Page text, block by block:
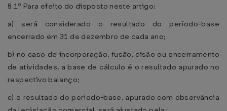
§ 1º Para efeito do disposto neste artigo:
a) será considerado o resultado do período-base
encerrado em 31 de dezembro de cada ano;
b) no caso de incorporação, fusão, cisão ou encerramento
de atividades, a base de cálculo é o resultado apurado no
respectivo balanço;
c) o resultado do período-base, apurado com observância